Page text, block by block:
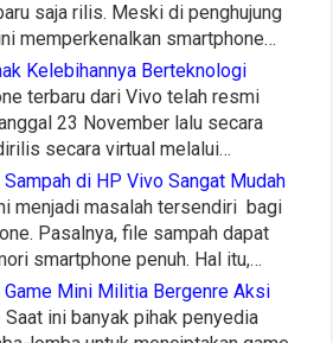
saja rilis. Meski di penghujung
memperkenalkan smartphone…
Kelebihannya Berteknologi
terbaru dari Vivo telah resmi
23 November lalu secara
secara virtual melalui…
di HP Vivo Sangat Mudah
menjadi masalah tersendiri bagi
Pasalnya, file sampah dapat
smartphone penuh. Hal itu,…
Mini Militia Bergenre Aksi
ini banyak pihak penyedia